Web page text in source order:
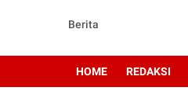
Berita
HOME REDAKSI